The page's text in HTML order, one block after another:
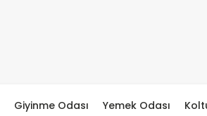
Giyinme Odası Yemek Odası